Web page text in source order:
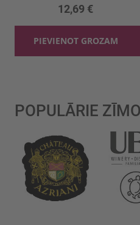
12,69 €
PIEVIENOT GROZAM
POPULĀRIE